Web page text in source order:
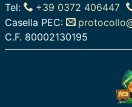
Tel:
+39 0372 406447
Casella PEC:
C.F. 80002130195